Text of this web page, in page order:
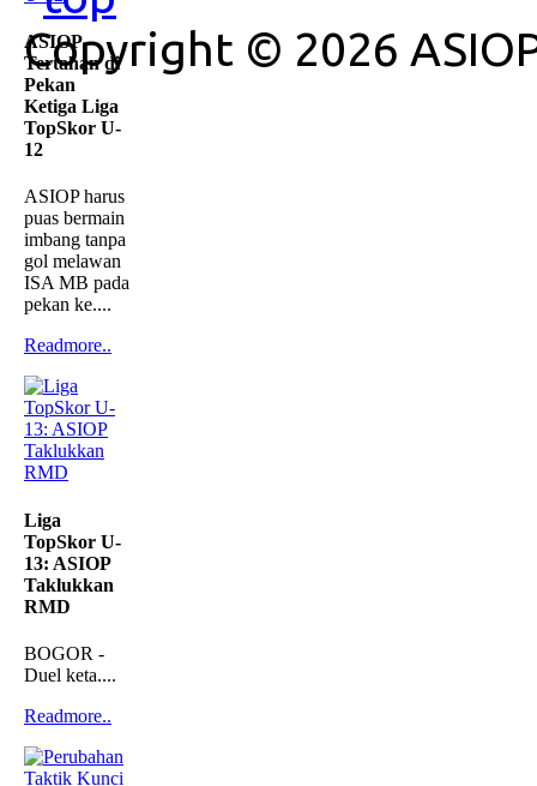
ASIOP
Tertahan di
Pekan
Ketiga Liga
TopSkor U-
12
ASIOP harus
puas bermain
imbang tanpa
gol melawan
ISA MB pada
pekan ke....
Readmore..
Liga
TopSkor U-
13: ASIOP
Taklukkan
RMD
BOGOR -
Duel keta....
Readmore..
Copyright © 2026